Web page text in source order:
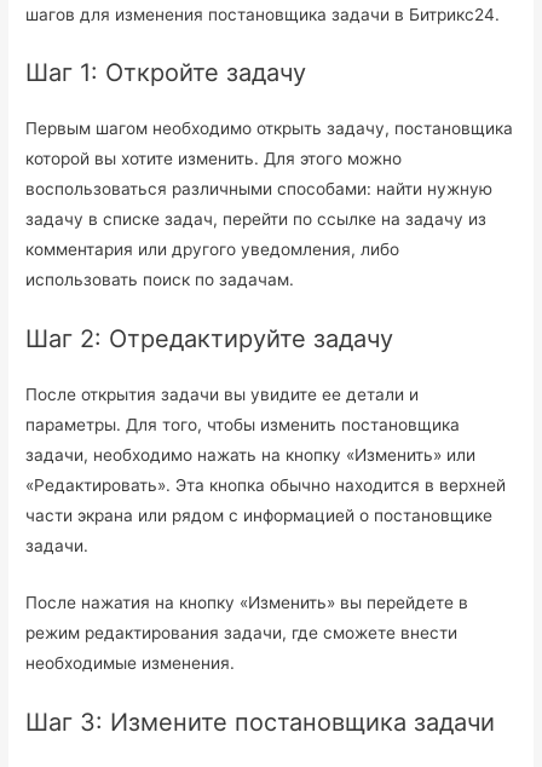
шагов для изменения постановщика задачи в Битрикс24.
Шаг 1: Откройте задачу
Первым шагом необходимо открыть задачу, постановщика
которой вы хотите изменить. Для этого можно
воспользоваться различными способами: найти нужную
задачу в списке задач, перейти по ссылке на задачу из
комментария или другого уведомления, либо
использовать поиск по задачам.
Шаг 2: Отредактируйте задачу
После открытия задачи вы увидите ее детали и
параметры. Для того, чтобы изменить постановщика
задачи, необходимо нажать на кнопку «Изменить» или
«Редактировать». Эта кнопка обычно находится в верхней
части экрана или рядом с информацией о постановщике
задачи.
После нажатия на кнопку «Изменить» вы перейдете в
режим редактирования задачи, где сможете внести
необходимые изменения.
Шаг 3: Измените постановщика задачи